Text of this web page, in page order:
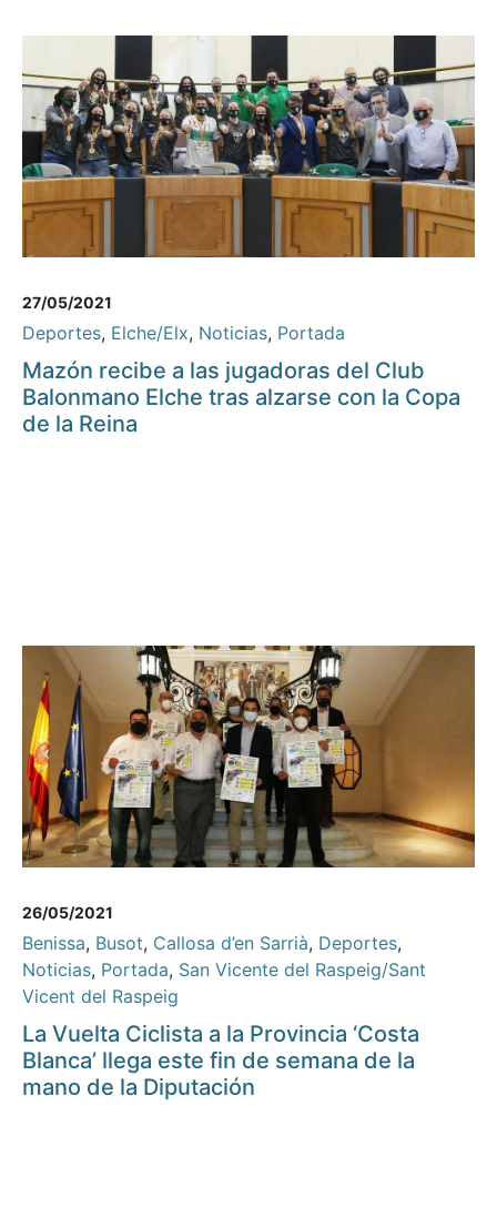
27/05/2021
Deportes, Elche/Elx, Noticias, Portada
Mazón recibe a las jugadoras del Club
Balonmano Elche tras alzarse con la Copa
de la Reina
26/05/2021
Benissa, Busot, Callosa d’en Sarrià, Deportes,
Noticias, Portada, San Vicente del Raspeig/Sant
Vicent del Raspeig
La Vuelta Ciclista a la Provincia ‘Costa
Blanca’ llega este fin de semana de la
mano de la Diputación